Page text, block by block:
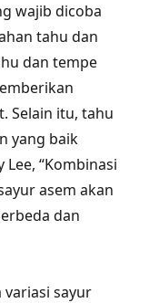
wajib dicoba
tahu dan
dan tempe
Selain itu, tahu
yang baik
“Kombinasi
asem akan
dan
variasi sayur